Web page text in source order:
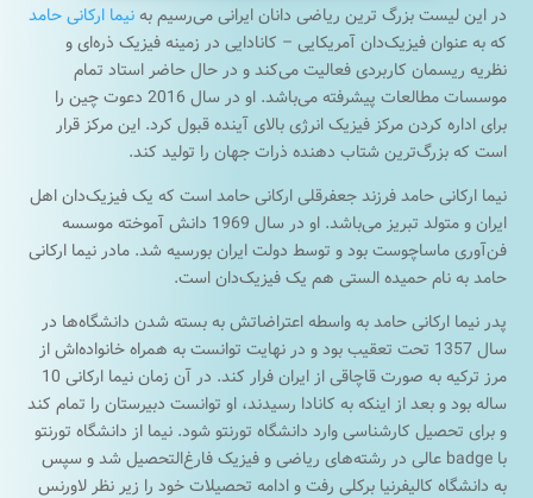
در این لیست بزرگ ترین ریاضی دانان ایرانی می‌رسیم بهنیما ارکانی حامد
که به عنوان فیزیک‌دان آمریکایی – کانادایی در زمینه فیزیک ذره‌ای و
نظریه ریسمان کاربردی فعالیت می‌کند و در حال حاضر استاد تمام
موسسات مطالعات پیشرفته می‌باشد. او در سال 2016 دعوت چین را
برای اداره کردن مرکز فیزیک انرژی بالای آینده قبول کرد. این مرکز قرار
است که بزرگ‌ترین شتاب دهنده ذرات جهان را تولید کند.
نیما ارکانی حامد فرزند جعفرقلی ارکانی حامد است که یک فیزیک‌دان اهل
ایران و متولد تبریز می‌باشد. او در سال 1969 دانش آموخته موسسه
فن‌آوری ماساچوست بود و توسط دولت ایران بورسیه شد. مادر نیما ارکانی
حامد به نام حمیده الستی هم یک فیزیک‌دان است.
پدر نیما ارکانی حامد به واسطه اعتراضاتش به بسته شدن دانشگاه‌ها در
سال 1357 تحت تعقیب بود و در نهایت توانست به همراه خانواده‌اش از
مرز ترکیه به صورت قاچاقی از ایران فرار کند. در آن زمان نیما ارکانی 10
ساله بود و بعد از اینکه به کانادا رسیدند، او توانست دبیرستان را تمام کند
و برای تحصیل کارشناسی وارد دانشگاه تورنتو شود. نیما از دانشگاه تورنتو
با badge عالی در رشته‌های ریاضی و فیزیک فارغ‌التحصیل شد و سپس
به دانشگاه کالیفرنیا برکلی رفت و ادامه تحصیلات خود را زیر نظر لاورنس